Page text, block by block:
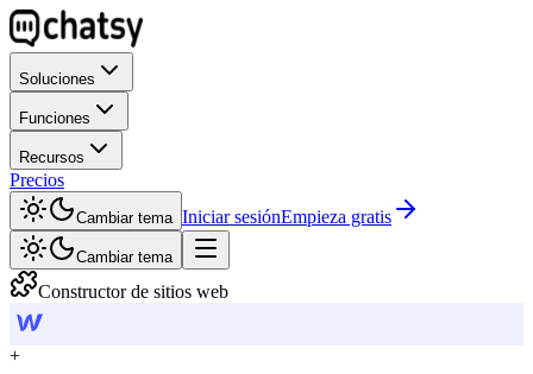
Soluciones
Funciones
Recursos
Precios
Cambiar tema Iniciar sesiónEmpieza gratis
Cambiar tema
Constructor de sitios web
+